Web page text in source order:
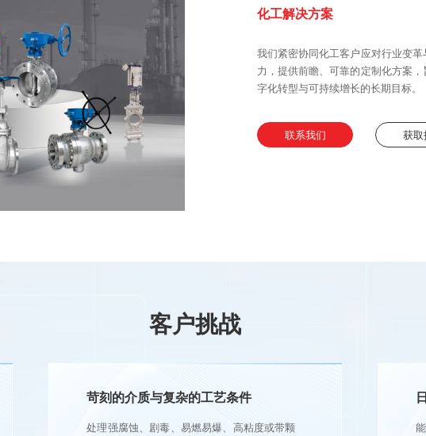
化工解决方案
我们紧密协同化工客户应对行业变
力，提供前瞻、可靠的定制化方案
字化转型与可持续增长的长期目标。
联系我们 获
客户挑战
苛刻的介质与复杂的工艺条件
处理强腐蚀、剧毒、易燃易爆、高粘度或带颗